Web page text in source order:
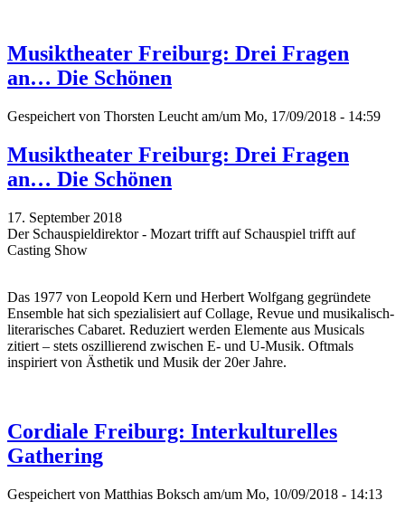
Musiktheater Freiburg: Drei Fragen
an… Die Schönen
Gespeichert von Thorsten Leucht am/um Mo, 17/09/2018 - 14:59
Musiktheater Freiburg: Drei Fragen
an… Die Schönen
17. September 2018
Der Schauspieldirektor - Mozart trifft auf Schauspiel trifft auf
Casting Show
Das 1977 von Leopold Kern und Herbert Wolfgang gegründete
Ensemble hat sich spezialisiert auf Collage, Revue und musikalisch-
literarisches Cabaret. Reduziert werden Elemente aus Musicals
zitiert – stets oszillierend zwischen E- und U-Musik. Oftmals
inspiriert von Ästhetik und Musik der 20er Jahre.
Cordiale Freiburg: Interkulturelles
Gathering
Gespeichert von Matthias Boksch am/um Mo, 10/09/2018 - 14:13